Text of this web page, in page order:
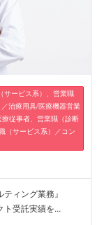
サービス系）、営業職
治療用具/医療機器営業
従事者、営業職（診断
（サービス系）／コン
ティング業務』
ト受託実績を...